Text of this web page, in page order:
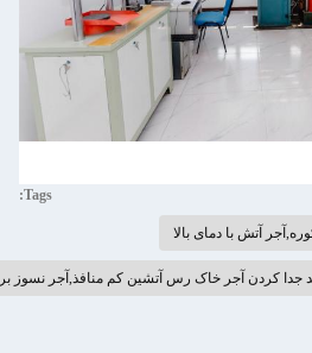
بالا
رس آتشین کم منافذ,آجر نسوز برای کوره شیشه